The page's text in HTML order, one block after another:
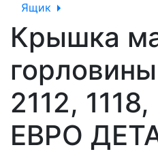
Ящик
Крышка
2112,
ЕВРО